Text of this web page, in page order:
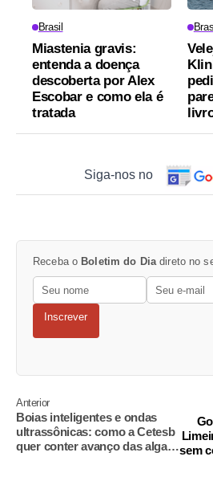
Brasil
Miastenia gravis:
entenda a doença
descoberta por Alex
Escobar e como ela é
tratada
Siga-nos no
Receba o Boletim do Dia direto no
Inscrever
Anterior
Boias inteligentes e ondas
ultrassônicas: como a Cetesb
quer conter avanço das algas sem